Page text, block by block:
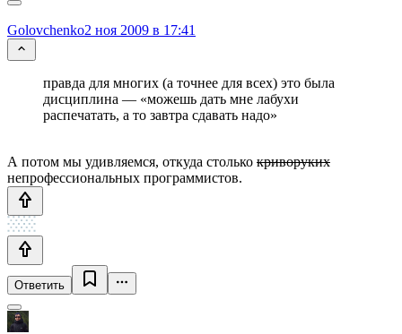
Golovchenko2 ноя 2009 в 17:41
правда для многих (а точнее для всех) это была
дисциплина — «можешь дать мне лабухи
распечатать, а то завтра сдавать надо»
А потом мы удивляемся, откуда столько криворуких
непрофессиональных программистов.
Ответить